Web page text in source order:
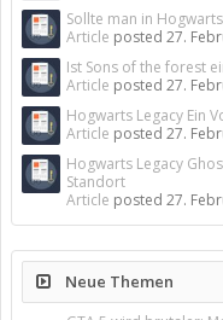
Sollte man in
Article posted 27.
Ist Sons of the forest
Article posted 27.
Hogwarts Legacy Ein
Article posted 27.
Hogwarts Legacy
Standort
Article posted 27.
Neue Themen